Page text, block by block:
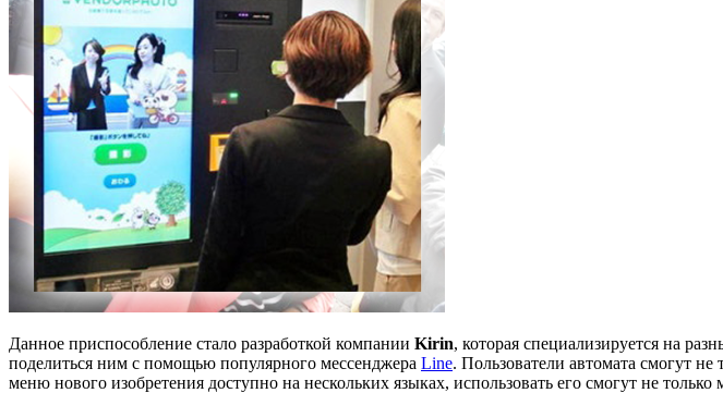
Данное приспособление стало разработкой компании Kirin, которая специализируется на
поделиться ним с помощью популярного мессенджера Line. Пользователи автомата смогут
меню нового изобретения доступно на нескольких языках, использовать его смогут не